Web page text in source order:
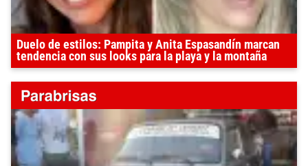
Duelo de estilos: Pampita y Anita Espasandín marcan
tendencia con sus looks para la playa y la montaña